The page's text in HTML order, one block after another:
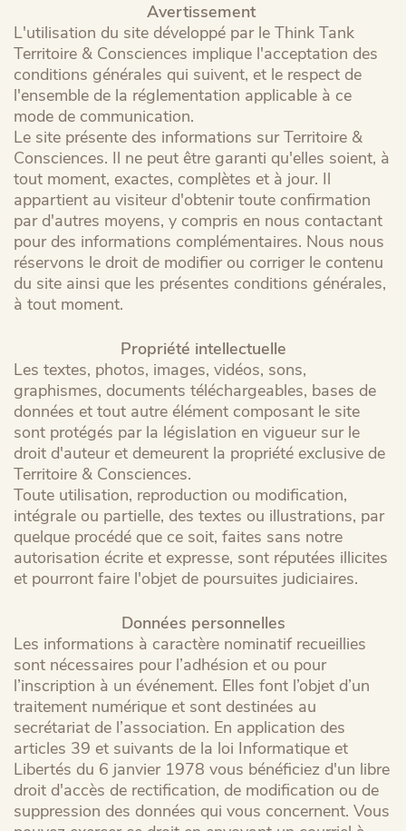
Avertissement
L'utilisation du site développé par le Think Tank
Territoire & Consciences implique l'acceptation des
conditions générales qui suivent, et le respect de
l'ensemble de la réglementation applicable à ce
mode de communication.
Le site présente des informations sur Territoire &
Consciences. Il ne peut être garanti qu'elles soient, à
tout moment, exactes, complètes et à jour. Il
appartient au visiteur d'obtenir toute confirmation
par d'autres moyens, y compris en nous contactant
pour des informations complémentaires. Nous nous
réservons le droit de modifier ou corriger le contenu
du site ainsi que les présentes conditions générales,
à tout moment.
Propriété intellectuelle
Les textes, photos, images, vidéos, sons,
graphismes, documents téléchargeables, bases de
données et tout autre élément composant le site
sont protégés par la législation en vigueur sur le
droit d'auteur et demeurent la propriété exclusive de
Territoire & Consciences.
Toute utilisation, reproduction ou modification,
intégrale ou partielle, des textes ou illustrations, par
quelque procédé que ce soit, faites sans notre
autorisation écrite et expresse, sont réputées illicites
et pourront faire l'objet de poursuites judiciaires.
Données personnelles
Les informations à caractère nominatif recueillies
sont nécessaires pour l’adhésion et ou pour
l’inscription à un événement. Elles font l’objet d’un
traitement numérique et sont destinées au
secrétariat de l’association. En application des
articles 39 et suivants de la loi Informatique et
Libertés du 6 janvier 1978 vous bénéficiez d'un libre
droit d'accès de rectification, de modification ou de
suppression des données qui vous concernent. Vous